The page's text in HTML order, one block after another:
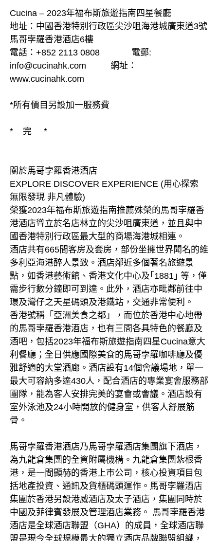
Cucina – 2023年福布斯旅遊指南四星餐廳
地址：中國香港特別行政區尖沙咀海港城廣東道3號
馬哥孛羅香港酒店6樓
電話：+852 2113 0808 電郵:
info@cucinahk.com 網址：
www.cucinahk.com
*所有價目另設加一服務費
* 完 *
關於馬哥孛羅香港酒店
EXPLORE DISCOVER EXPERIENCE (用心探索
無限發現 非凡體驗)
榮獲2023年福布斯旅遊指南推薦殊榮的馬哥孛羅香
港酒店聳立於名店林立的尖沙咀廣東道，並且與中
國香港特別行政區最大型的商場海港城相連。
酒店共有665間客房及套房，部份坐擁世界聞名的維
多利亞海港醉人景致。酒店鄰近多個著名旅遊景
點，如香港藝術館、香港文化中心及｢1881｣ 等，僅
需步行數分鐘即可到達。此外，酒店亦毗鄰前往中
環及灣仔之天星碼頭及港鐵站，交通非常便利。
香港號稱「亞洲美食之都」，而位於香港中心地帶
的馬哥孛羅香港酒店，也有三間各具特色的餐廳及
酒吧，包括2023年福布斯旅遊指南四星Cucina意大
利餐廳；全日供應國際美食的馬哥孛羅咖啡廳及優
雅舒適的大堂酒廊。酒店設有14個會議場地，單一
最大可容納多達430人，配合酒店的專業宴會服務部
團隊，能為客人安排完美的宴會或會議。酒店設有
室外泳池及24小時開放的健身室，供客人舒展筋
骨。
馬哥孛羅香港酒店乃馬哥孛羅酒店集團旗下酒店，
為九龍倉集團的全資附屬機構。九龍倉集團紮根香
港，是一間顯赫的香港上巿公司，核心投資項目包
括地產投資、通訊及貨櫃碼頭運作。馬哥孛羅酒店
集團於香港另設港威酒店及太子酒店，集團同時於
中國及菲律賓發展及管理酒店業務。 馬哥孛羅香港
酒店是全球酒店聯盟（GHA）的成員，全球酒店聯
盟是現今全球規模最大的獨立酒店品牌聯盟組織，